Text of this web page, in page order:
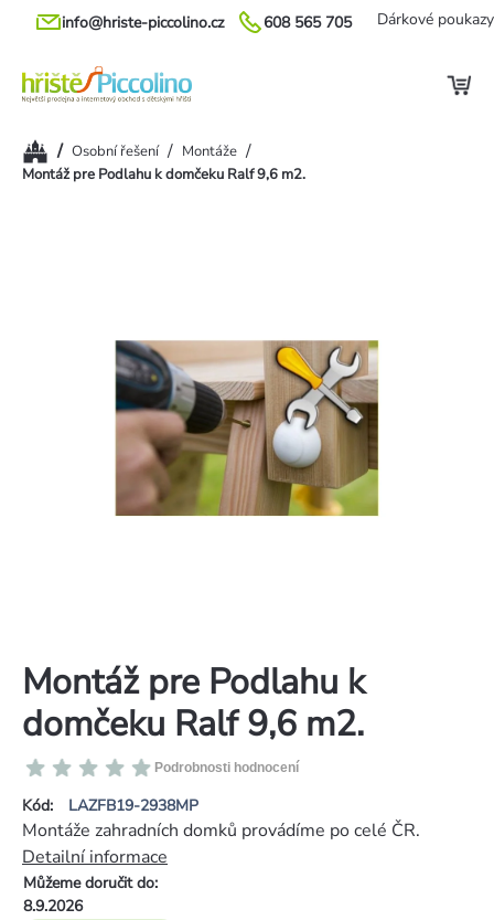
Přejít
608 565 705
info@hriste-piccolino.cz Dárkové poukazy
Domů/ Osobní řešení / Montáže /
Montáž pre Podlahu k domčeku Ralf 9,6 m2.
Montáž pre Podlahu k
domčeku Ralf 9,6 m2.
Kód: LAZFB19-2938MP
Průměrné
hodnocení
produktu
je
0,0
z
Podrobnosti hodnocení
Můžeme doručit do:
8.9.2026
Montáže zahradních domků provádíme po celé ČR.
Detailní informace